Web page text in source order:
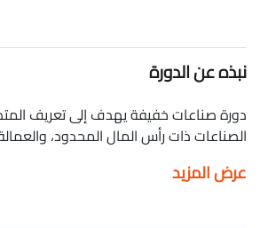
نبذه عن الدورة
دورة صناعات خفيفة يهدف إلى تعريف
الصناعات ذات رأس المال المحدود،
في الاقتصاد المحلي. يشرح كورس صناعات
عرض المزيد